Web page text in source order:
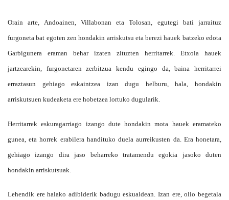
Orain arte, Andoainen, Villabonan eta Tolosan, egutegi bati jarraituz
furgoneta bat egoten zen hondakin arriskutsu eta berezi hauek batzeko edota
Garbigunera eraman behar izaten zituzten herritarrek. Etxola hauek
jartzearekin, furgonetaren zerbitzua kendu egingo da, baina herritarrei
erraztasun gehiago eskaintzea izan dugu helburu, hala, hondakin
arriskutsuen kudeaketa ere hobetzea lortuko dugularik.
Herritarrek eskuragarriago izango dute hondakin mota hauek eramateko
gunea, eta horrek erabilera handituko duela aurreikusten da. Era honetara,
gehiago izango dira jaso beharreko tratamendu egokia jasoko duten
hondakin arriskutsuak.
Lehendik ere halako adibiderik badugu eskualdean. Izan ere, olio begetala